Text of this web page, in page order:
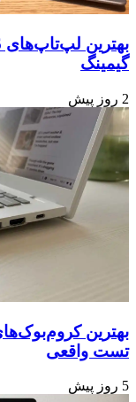
گیمینگ
2 روز پیش
تست واقعی
5 روز پیش